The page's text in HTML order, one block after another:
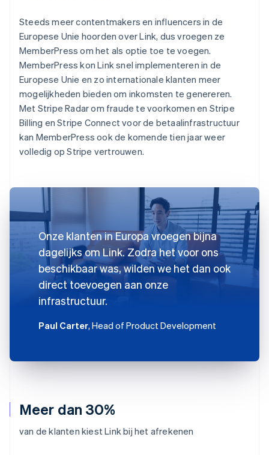
Meer dan 30%
van de klanten kiest Link bij het afrekenen
Steeds meer contentmakers en influencers in de
Europese Unie hoorden over Link, dus vroegen ze
MemberPress om het als optie toe te voegen.
MemberPress kon Link snel implementeren in de
Europese Unie en zo internationale klanten meer
mogelijkheden bieden om inkomsten te genereren.
Met Stripe Radar om fraude te voorkomen en Stripe
Billing en Stripe Connect voor de betaalinfrastructuur
kan MemberPress ook de komende tien jaar weer
volledig op Stripe vertrouwen.
Onze klanten in Europa vroegen bijna
dagelijks om Link. Zodra het voor ons
beschikbaar was, wilden we het dan ook
direct toevoegen aan onze
infrastructuur.
Paul Carter, Head of Product Development